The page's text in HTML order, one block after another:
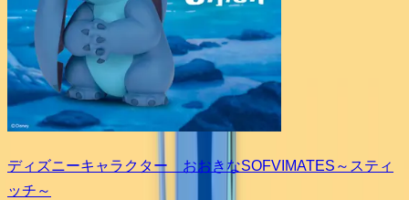
ディズニーキャラクター おおきなSOFVIMATES～スティ
ッチ～